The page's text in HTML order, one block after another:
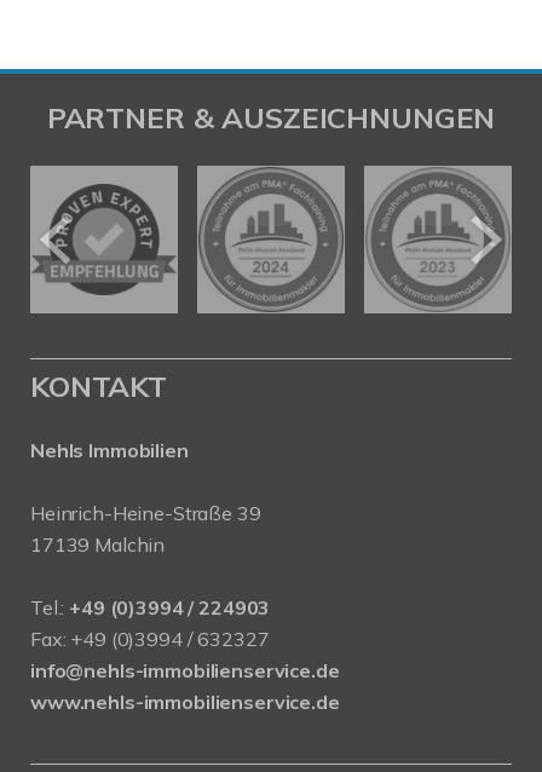
PARTNER & AUSZEICHNUNGEN
KONTAKT
Nehls Immobilien
Heinrich-Heine-Straße 39
17139 Malchin
Tel.: +49 (0)3994 / 224903
Fax: +49 (0)3994 / 632327
info@nehls-immobilienservice.de
www.nehls-immobilienservice.de